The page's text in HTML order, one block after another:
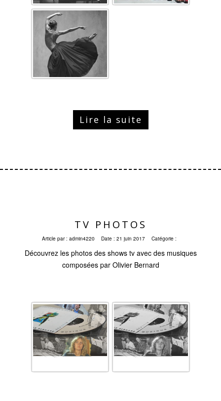
Lire la suite
TV PHOTOS
Article par : admin4220 Date : 21 juin 2017 Catégorie :
Découvrez les photos des shows tv avec des musiques
composées par Olivier Bernard